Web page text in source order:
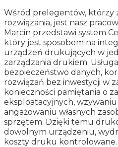
Wśród prelegentów, którzy
rozwiązania, jest nasz
Marcin przedstawi system
który jest sposobem na
urządzeń drukujących w
zarządzania drukiem.
bezpieczeństwo danych,
rozwiązań bez inwestycji w
konieczności pamiętania o
eksploatacyjnych, wzywaniu
angażowaniu własnych
sprzętem. Dzięki temu
dowolnym urządzeniu,
koszty druku kontrolowane.